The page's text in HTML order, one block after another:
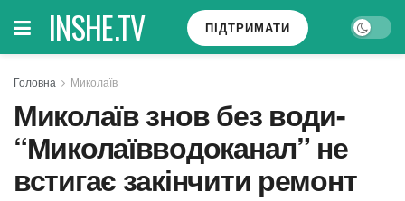
INSHE.TV ПІДТРИМАТИ
Головна Миколаїв
Миколаїв знов без води-
“Миколаївводоканал” не
встигає закінчити ремонт